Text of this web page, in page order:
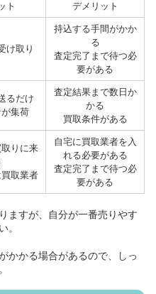
ト デメリット
け取り
持込する手間がかか
る
査定完了まで待つ必
要がある
るだけ
集荷
査定結果まで数日か
かる
買取条件がある
りに来
取業者
自宅に買取業者を入
れる必要がある
査定完了まで待つ必
要がある
ますが、自分が一番売りやす
。
かかる場合があるので、しっ